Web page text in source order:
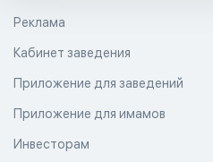
Реклама
Кабинет заведения
Приложение для заведений
Приложение для имамов
Инвесторам